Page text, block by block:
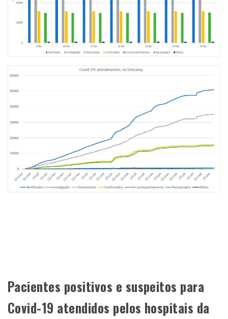
Pacientes positivos e suspeitos para
Covid-19 atendidos pelos hospitais da